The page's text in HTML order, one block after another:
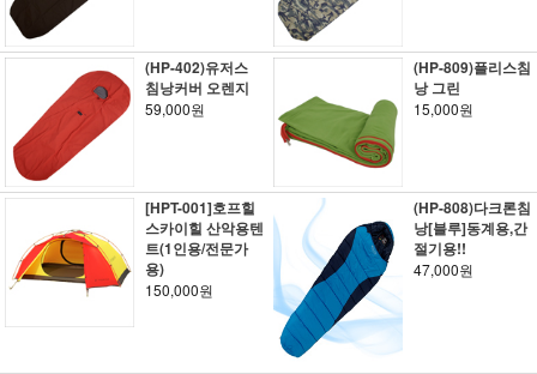
(HP-402)유저스
침낭커버 오렌지
59,000원
(HP-809)플리스침
낭 그린
15,000원
[HPT-001]호프힐
스카이힐 산악용텐
트(1인용/전문가
용)
150,000원
(HP-808)다크론침
낭[블루]동계용,간
절기용!!
47,000원